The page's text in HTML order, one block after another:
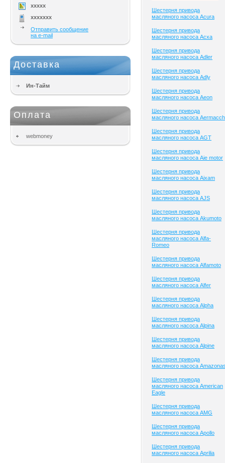
xxxxx
xxxxxxx
Отправить сообщение
на e-mail
Доставка
Ин-Тайм
Оплата
webmoney
Шестерня привода
масляного насоса Acura
Шестерня привода
масляного насоса Acxa
Шестерня привода
масляного насоса Adler
Шестерня привода
масляного насоса Adly
Шестерня привода
масляного насоса Aeon
Шестерня привода
масляного насоса
Шестерня привода
масляного насоса AGT
Шестерня привода
масляного насоса Aie motor
Шестерня привода
масляного насоса Aixam
Шестерня привода
масляного насоса AJS
Шестерня привода
масляного насоса Akumoto
Шестерня привода
масляного насоса Alfa-
Romeo
Шестерня привода
масляного насоса Alfamoto
Шестерня привода
масляного насоса Alfer
Шестерня привода
масляного насоса Alpha
Шестерня привода
масляного насоса Alpina
Шестерня привода
масляного насоса Alpine
Шестерня привода
масляного насоса
Шестерня привода
масляного насоса American
Eagle
Шестерня привода
масляного насоса AMG
Шестерня привода
масляного насоса Apollo
Шестерня привода
масляного насоса Aprilia